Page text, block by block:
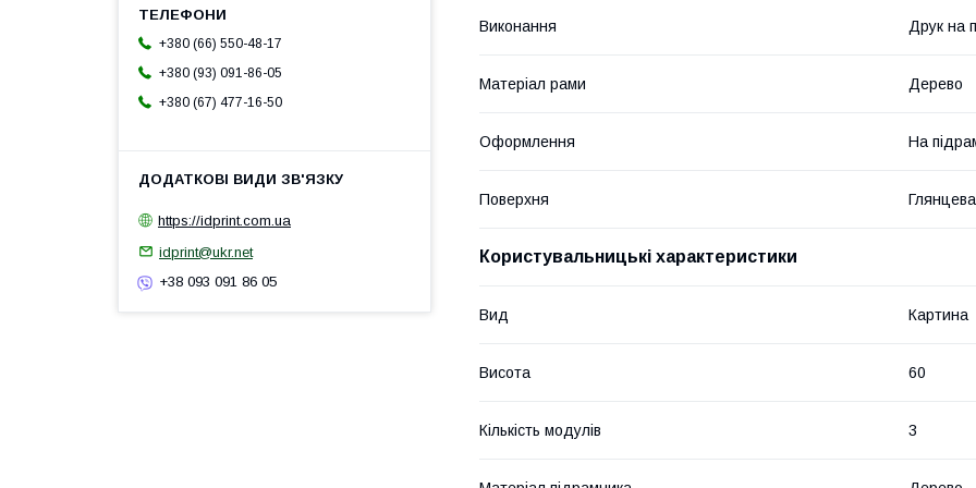
Виконання Друк на
Матеріал рами Дерево
Оформлення На
Поверхня Глянцева
Користувальницькі характеристики
Вид Картина
Висота 60
Кількість модулів 3
+380 (66) 550-48-17
+380 (93) 091-86-05
+380 (67) 477-16-50
https://idprint.com.ua
idprint@ukr.net
+38 093 091 86 05